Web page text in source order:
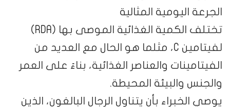
الجرعة اليومية المثالية
تختلف الكمية الغذائية الموصى بها (RDA)
لفيتامين C، مثلما هو الحال مع العديد من
الفيتامينات والعناصر الغذائية، بناءً على العمر
والجنس والبيئة المحيطة.
يوصي الخبراء بأن يتناول الرجال البالغون، الذين